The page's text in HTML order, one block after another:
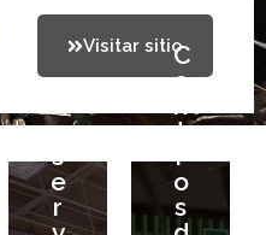
Visitar sitio
e
s
e
r
R
s
r
v
a
C
e
t
r
o
s
e
n
r
s
d
e